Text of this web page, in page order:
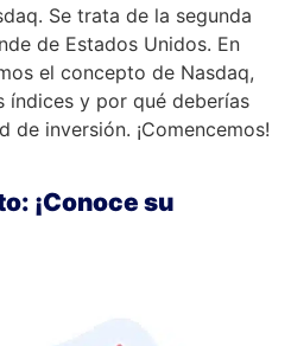
Se trata de la segunda
de Estados Unidos. En
el concepto de Nasdaq,
índices y por qué deberías
de inversión. ¡Comencemos!
¡Conoce su